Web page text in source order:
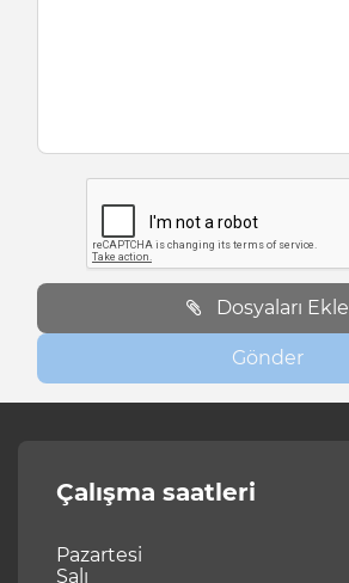
Dosyaları Ekle
Gönder
Çalışma saatleri
Pazartesi
Salı